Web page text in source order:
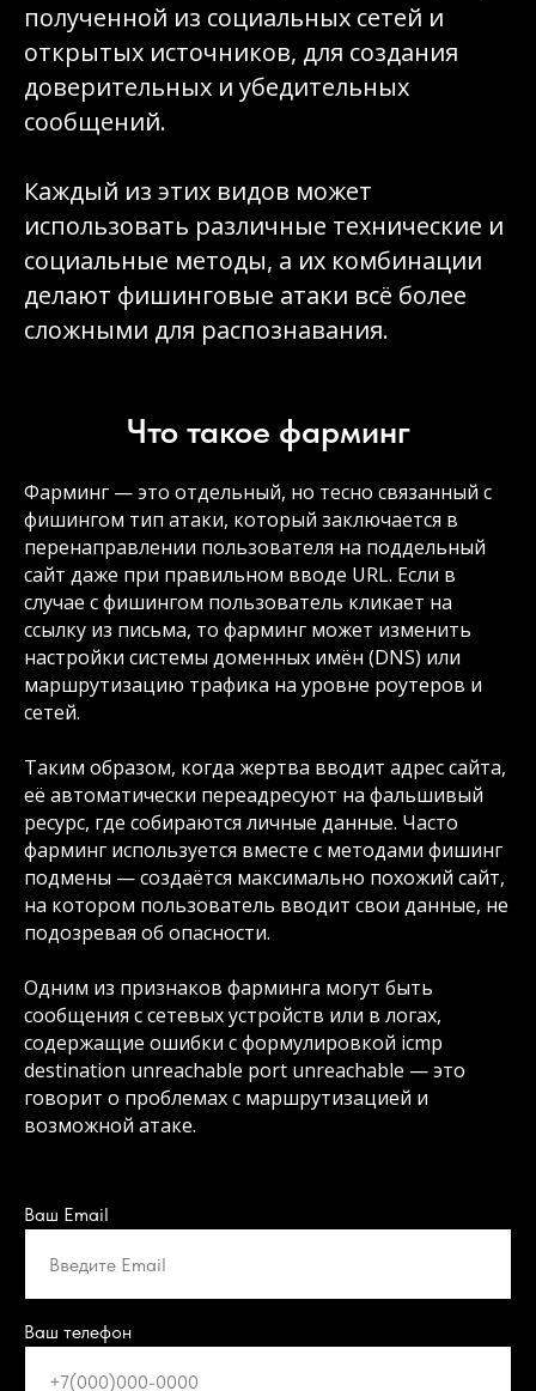
полученной из социальных сетей и
открытых источников, для создания
доверительных и убедительных
сообщений.
Каждый из этих видов может
использовать различные технические и
социальные методы, а их комбинации
делают фишинговые атаки всё более
сложными для распознавания.
Что такое фарминг
Фарминг — это отдельный, но тесно связанный с
фишингом тип атаки, который заключается в
перенаправлении пользователя на поддельный
сайт даже при правильном вводе URL. Если в
случае с фишингом пользователь кликает на
ссылку из письма, то фарминг может изменить
настройки системы доменных имён (DNS) или
маршрутизацию трафика на уровне роутеров и
сетей.
Таким образом, когда жертва вводит адрес сайта,
её автоматически переадресуют на фальшивый
ресурс, где собираются личные данные. Часто
фарминг используется вместе с методами фишинг
подмены — создаётся максимально похожий сайт,
на котором пользователь вводит свои данные, не
подозревая об опасности.
Одним из признаков фарминга могут быть
сообщения с сетевых устройств или в логах,
содержащие ошибки с формулировкой icmp
destination unreachable port unreachable — это
говорит о проблемах с маршрутизацией и
возможной атаке.
Ваш Email
Ваш телефон